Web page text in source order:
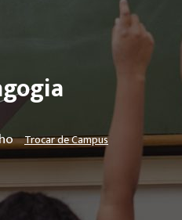
Trocar de Campus